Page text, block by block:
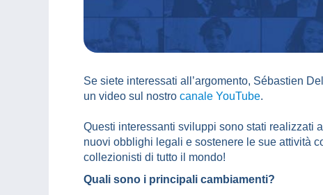
Se siete interessati all’argomento, Sébastien
un video sul nostro canale YouTube.
Questi interessanti sviluppi sono stati realizzati
nuovi obblighi legali e sostenere le sue attività
collezionisti di tutto il mondo!
Quali sono i principali cambiamenti?